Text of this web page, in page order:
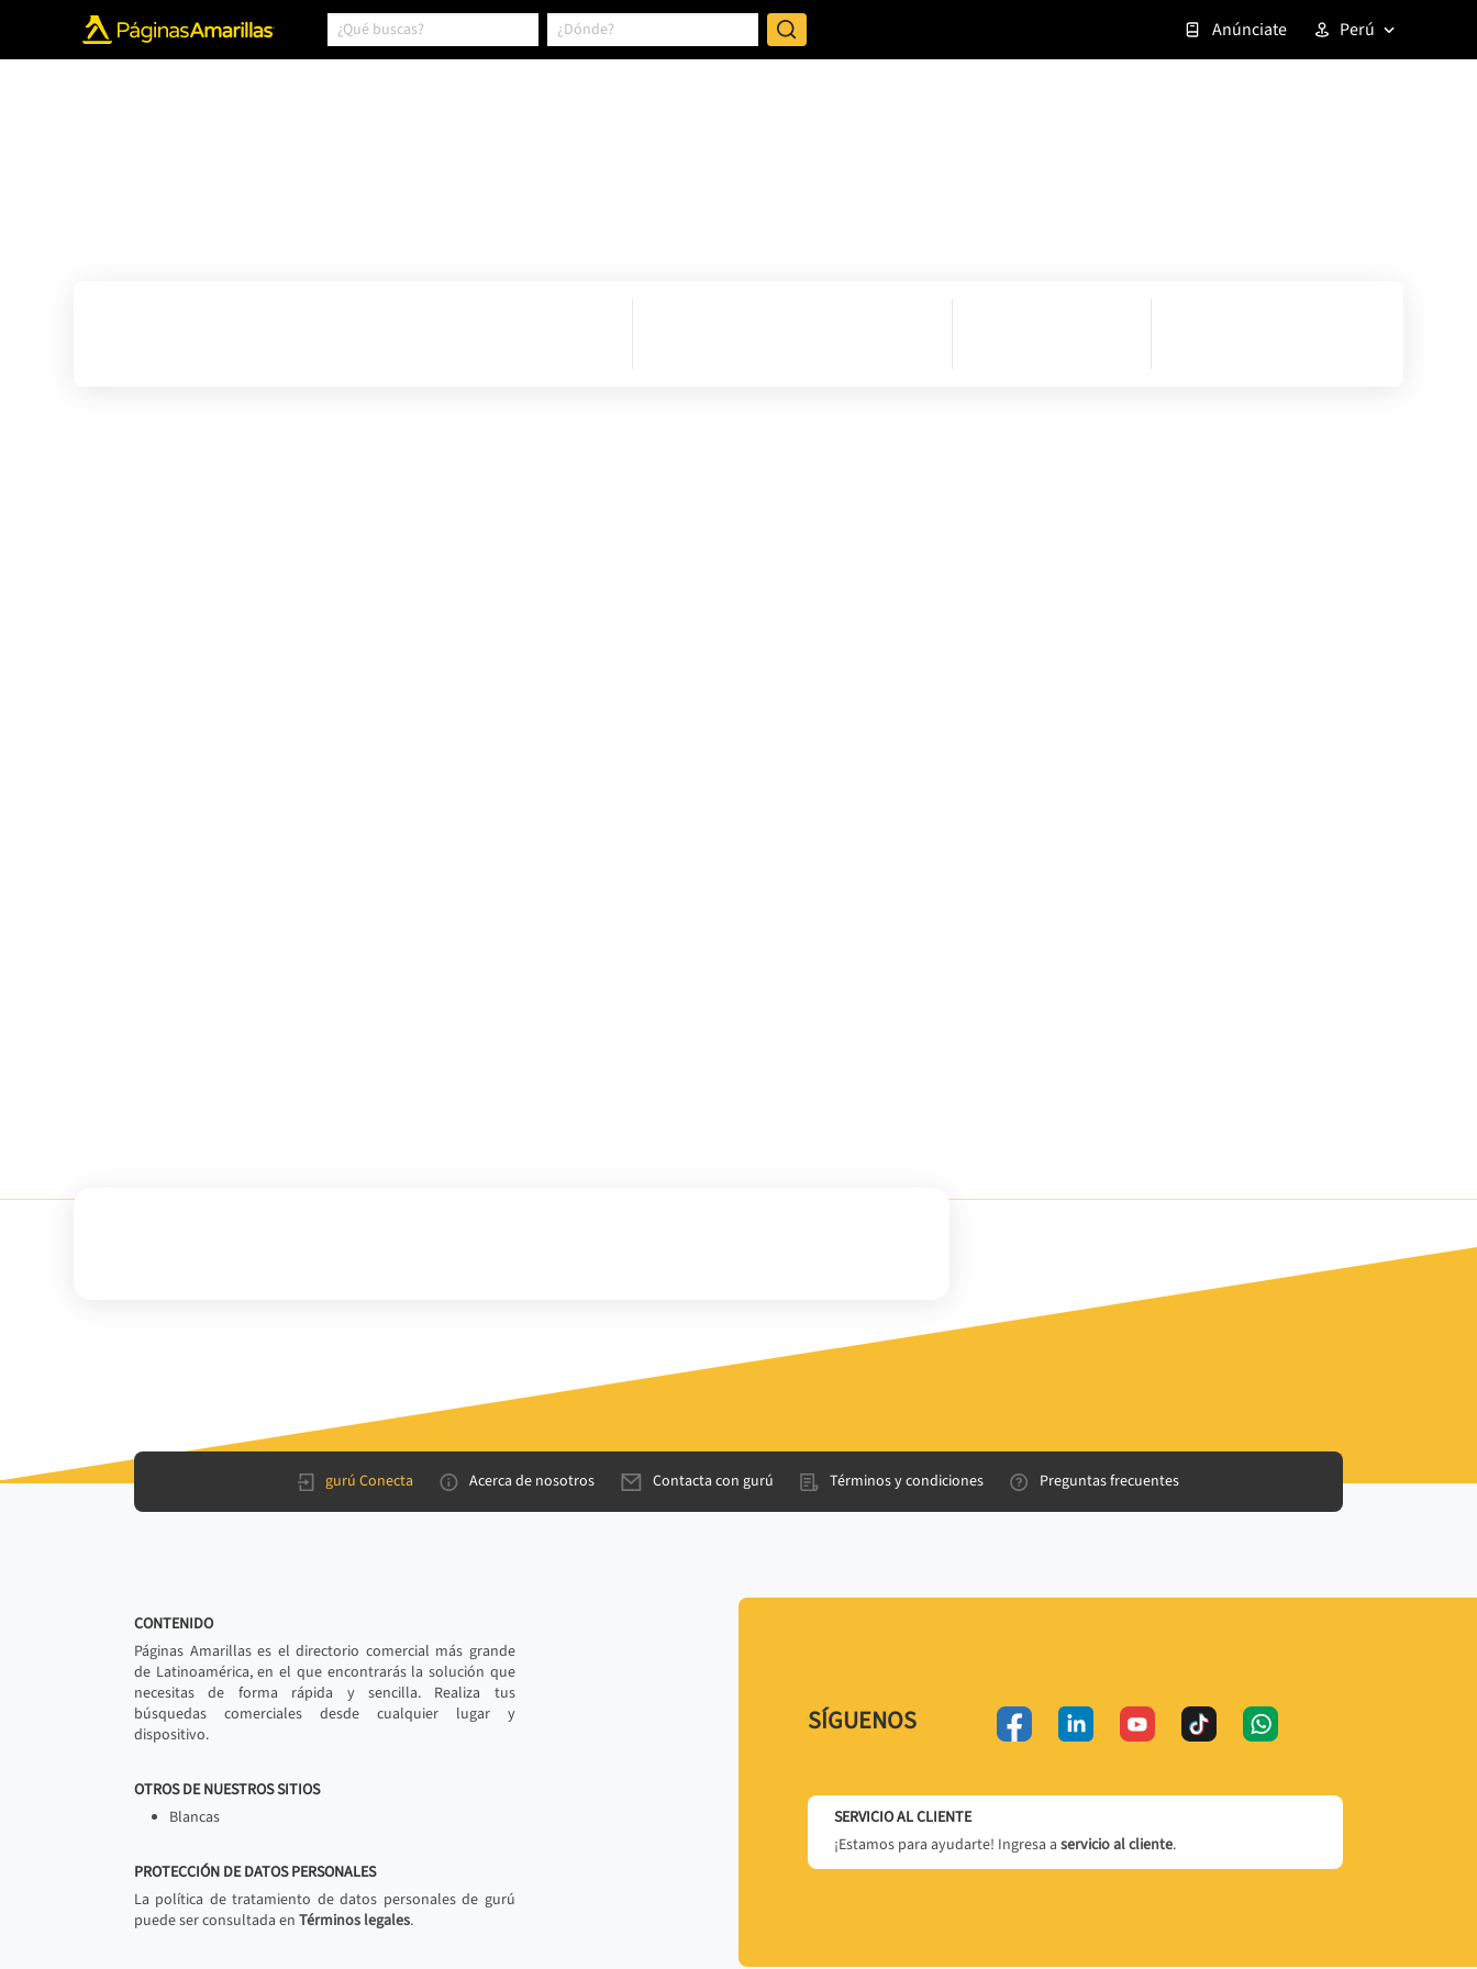
Anúnciate Perú
gurú Conecta Acerca de nosotros Contacta con gurú Términos y condiciones Preguntas frecuentes
CONTENIDO
Páginas Amarillas es el directorio comercial más grande
de Latinoamérica, en el que encontrarás la solución que
necesitas de forma rápida y sencilla. Realiza tus
búsquedas comerciales desde cualquier lugar y
dispositivo.
OTROS DE NUESTROS SITIOS
Blancas
PROTECCIÓN DE DATOS PERSONALES
La política de tratamiento de datos personales de gurú
puede ser consultada en Términos legales.
SÍGUENOS
SERVICIO AL CLIENTE
¡Estamos para ayudarte! Ingresa a servicio al cliente.